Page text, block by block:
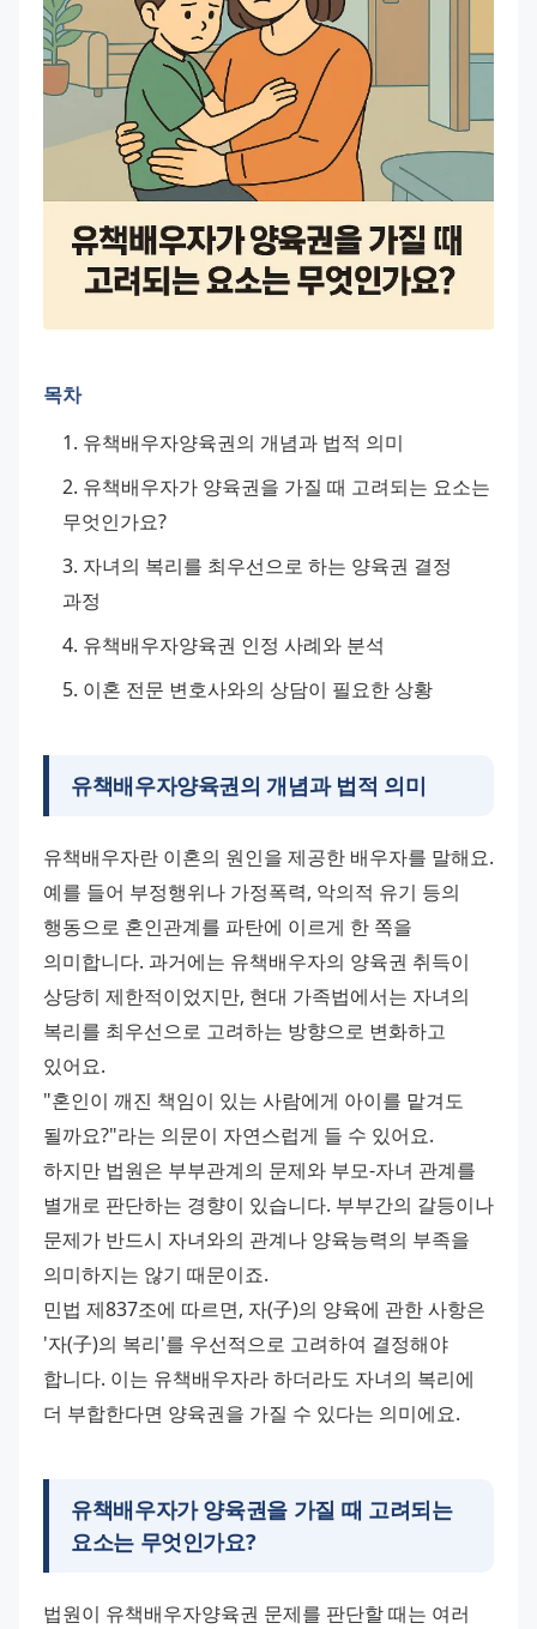
목차
유책배우자양육권의 개념과 법적 의미
유책배우자가 양육권을 가질 때 고려되는 요소는
무엇인가요?
자녀의 복리를 최우선으로 하는 양육권 결정
과정
유책배우자양육권 인정 사례와 분석
이혼 전문 변호사와의 상담이 필요한 상황
유책배우자양육권의 개념과 법적 의미
유책배우자란 이혼의 원인을 제공한 배우자를 말해요.
예를 들어 부정행위나 가정폭력, 악의적 유기 등의
행동으로 혼인관계를 파탄에 이르게 한 쪽을
의미합니다. 과거에는 유책배우자의 양육권 취득이
상당히 제한적이었지만, 현대 가족법에서는 자녀의
복리를 최우선으로 고려하는 방향으로 변화하고
있어요.
"혼인이 깨진 책임이 있는 사람에게 아이를 맡겨도
될까요?"라는 의문이 자연스럽게 들 수 있어요.
하지만 법원은 부부관계의 문제와 부모-자녀 관계를
별개로 판단하는 경향이 있습니다. 부부간의 갈등이나
문제가 반드시 자녀와의 관계나 양육능력의 부족을
의미하지는 않기 때문이죠.
민법 제837조에 따르면, 자(子)의 양육에 관한 사항은
'자(子)의 복리'를 우선적으로 고려하여 결정해야
합니다. 이는 유책배우자라 하더라도 자녀의 복리에
더 부합한다면 양육권을 가질 수 있다는 의미에요.
유책배우자가 양육권을 가질 때 고려되는
요소는 무엇인가요?
법원이 유책배우자양육권 문제를 판단할 때는 여러